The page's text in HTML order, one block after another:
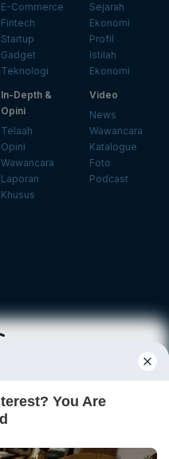
E-Commerce
Fintech
Startup
Gadget
Teknologi
Sejarah
Ekonomi
Profil
Istilah
Ekonomi
In-Depth &
Opini
Telaah
Opini
Wawancara
Laporan
Khusus
Video
News
Wawancara
Katalogue
Foto
Podcast